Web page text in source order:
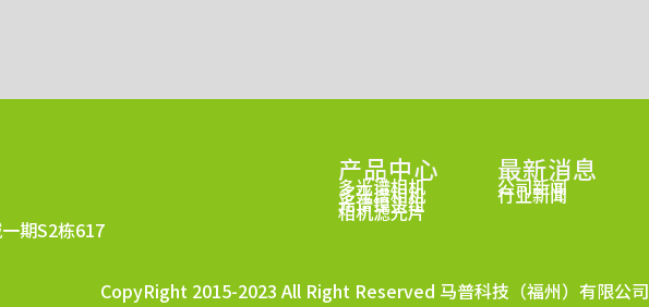
期S2栋617
产品中心
多光谱相机
多光谱相机
光谱镜头组
相机滤光片
最新消息
公司新闻
行业新闻
CopyRight 2015-2023 All Right Reserved 马普科技（福州）有限公司